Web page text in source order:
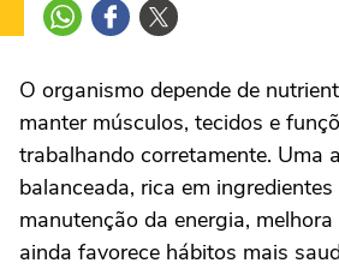
O organismo depende de
manter músculos, tecidos e
trabalhando corretamente. Uma
balanceada, rica em
manutenção da energia,
ainda favorece hábitos mais